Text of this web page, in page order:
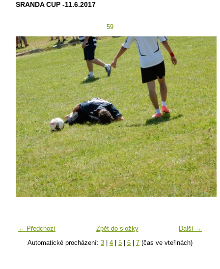
SRANDA CUP -11.6.2017
59
← Předchozí Další →
Zpět do složky
Automatické procházení: 3 | 4 | 5 | 6 | 7 (čas ve vteřinách)